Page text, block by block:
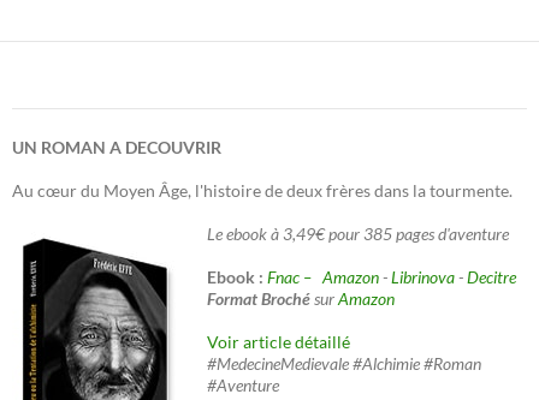
UN ROMAN A DECOUVRIR
Au cœur du Moyen Âge, l'histoire de deux frères dans la tourmente.
Le ebook à 3,49€ pour 385 pages d'aventure
Ebook : Fnac – Amazon-Librinova-Decitre
Format BrochésurAmazon
Voir article détaillé
#MedecineMedievale #Alchimie #Roman
#Aventure